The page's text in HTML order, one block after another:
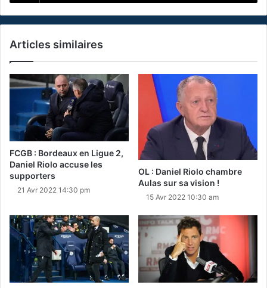
Articles similaires
FCGB : Bordeaux en Ligue 2,
Daniel Riolo accuse les
supporters
21 Avr 2022 14:30 pm
OL : Daniel Riolo chambre
Aulas sur sa vision !
15 Avr 2022 10:30 am